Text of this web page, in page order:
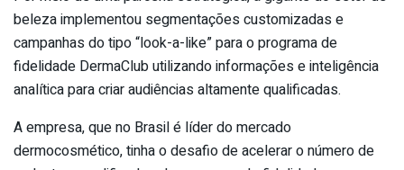
beleza implementou segmentações customizadas e
campanhas do tipo “look-a-like” para o programa de
fidelidade DermaClub utilizando informações e inteligência
analítica para criar audiências altamente qualificadas.
A empresa, que no Brasil é líder do mercado
dermocosmético, tinha o desafio de acelerar o número de